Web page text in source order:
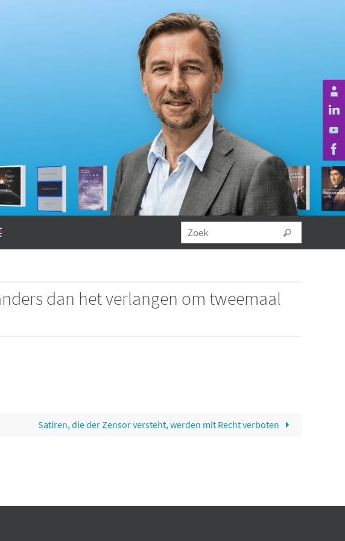
Zoek
dan het verlangen om tweemaal
Satiren, die der Zensor versteht, werden mit Recht verboten